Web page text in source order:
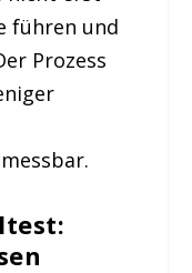
führen und
Prozess